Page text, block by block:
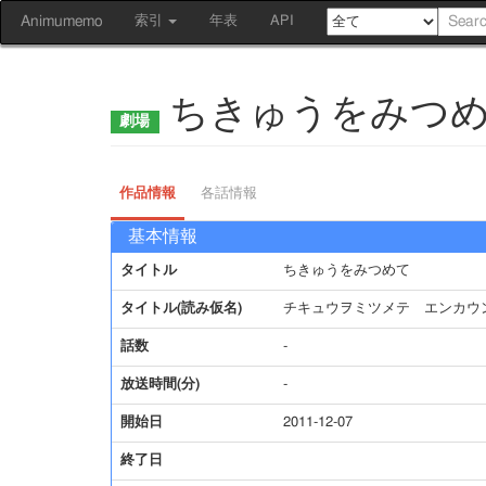
Animumemo 索引 年表 API
ちきゅうをみつ
作品情報 各話情報
基本情報
タイトル ちきゅうをみつめて
タイトル(読み仮名) チキュウヲミツメテ エンカ
話数 -
放送時間(分) -
開始日 2011-12-07
終了日